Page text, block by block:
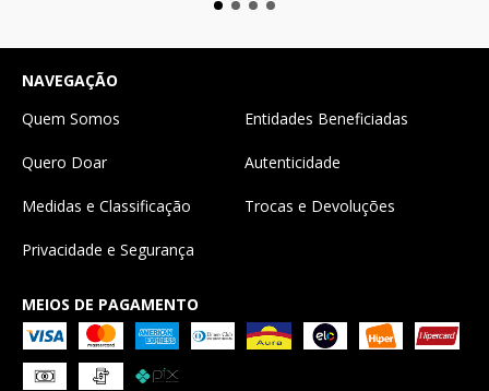
NAVEGAÇÃO
Quem Somos
Entidades Beneficiadas
Quero Doar Autenticidade
Medidas e Classificação Trocas e Devoluções
Privacidade e Segurança
MEIOS DE PAGAMENTO